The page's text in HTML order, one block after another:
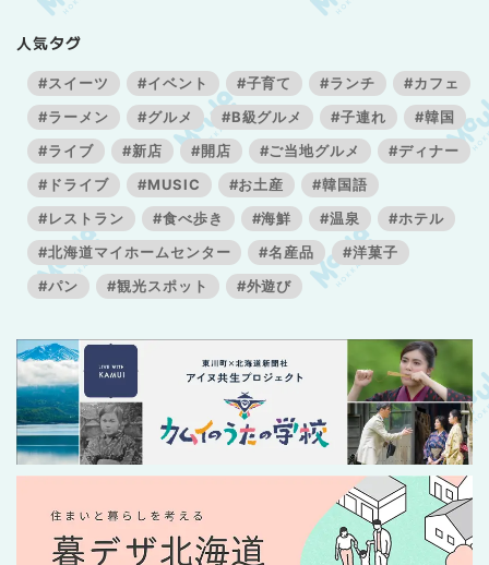
人気タグ
#スイーツ #イベント #子育て #ランチ
#カフェ
#ラーメン
#グルメ #B級グルメ #子連れ
#韓国
#ライブ
#新店 #開店 #ご当地グルメ
#ディナー
#ドライブ
#MUSIC #お土産
#韓国語
#レストラン
#食べ歩き #海鮮 #温泉
#ホテル
#北海道マイホームセンター
#名産品
#洋菓子
#パン
#観光スポット #外遊び